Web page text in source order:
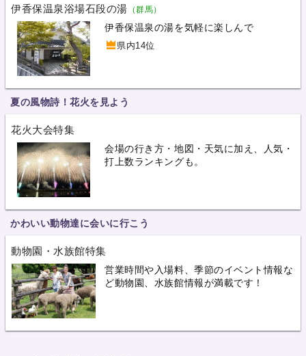
伊香保温泉浴場石段の湯 （群馬）
伊香保温泉の湯を気軽に楽しんで
県内14位
夏の風物詩！花火を見よう
花火大会特集
会場の行き方・地図・天気に加え、人気・
打上数ランキングも。
かわいい動物達に会いに行こう
動物園・水族館特集
営業時間や入場料、季節のイベント情報な
ど動物園、水族館情報が満載です！